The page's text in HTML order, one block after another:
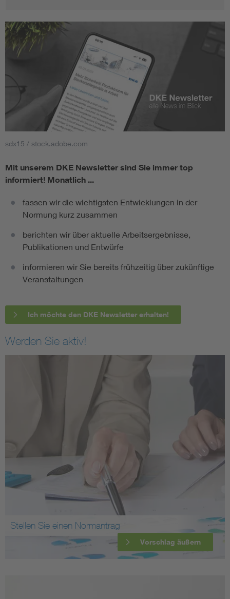
sdx15 / stock.adobe.com
Mit unserem DKE Newsletter sind Sie immer top
informiert! Monatlich ...
fassen wir die wichtigsten Entwicklungen in der
Normung kurz zusammen
berichten wir über aktuelle Arbeitsergebnisse,
Publikationen und Entwürfe
informieren wir Sie bereits frühzeitig über zukünftige
Veranstaltungen
Ich möchte den DKE Newsletter erhalten!
Werden Sie aktiv!
Stellen Sie einen Normantrag
Vorschlag äußern